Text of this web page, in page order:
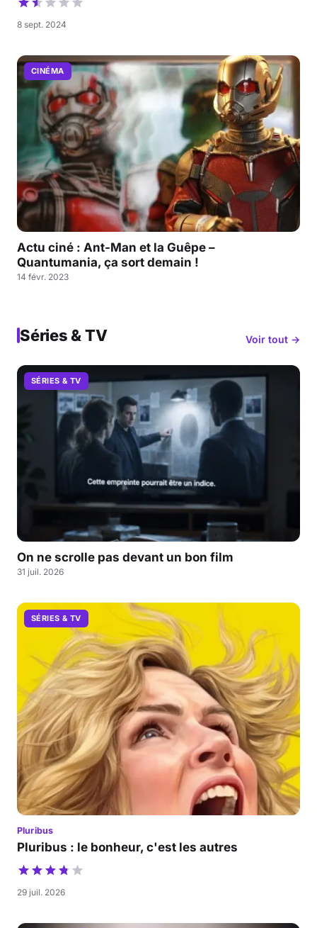
8 sept. 2024
CINÉMA
Actu ciné : Ant-Man et la Guêpe –
Quantumania, ça sort demain !
14 févr. 2023
Séries & TV Voir tout →
SÉRIES & TV
On ne scrolle pas devant un bon film
31 juil. 2026
SÉRIES & TV
Pluribus
Pluribus : le bonheur, c'est les autres
29 juil. 2026